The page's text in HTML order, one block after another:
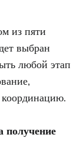
из пяти
выбран
любой этап
координацию.